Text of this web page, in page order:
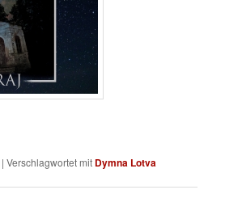
|Verschlagwortet mit Dymna Lotva